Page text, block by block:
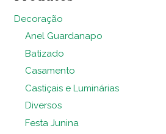
Decoração
Anel Guardanapo
Batizado
Casamento
Castiçais e Luminárias
Diversos
Festa Junina